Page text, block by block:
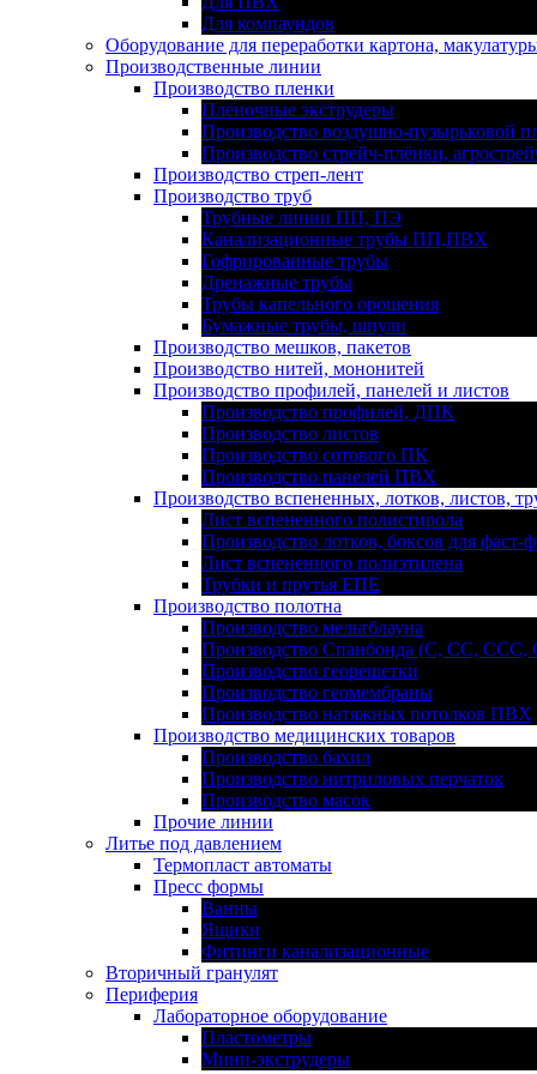
Для компаундов
Оборудование для переработки картона,
Производственные линии
Производство пленки
Пленочные экструдеры
Производство воздушно-пузырьковой
Производство стрейч-плёнки,
Производство стреп-лент
Производство труб
Трубные линии ПП, ПЭ
Канализационные трубы ПП,ПВХ
Гофрированные трубы
Дренажные трубы
Трубы капельного орошения
Бумажные трубы, шпули
Производство мешков, пакетов
Производство нитей, мононитей
Производство профилей, панелей и листов
Производство профилей, ДПК
Производство листов
Производство сотового ПК
Производство панелей ПВХ
Производство вспененных, лотков, листов,
Лист вспененного полистирола
Производство лотков, боксов для фаст-
Лист вспененного полиэтилена
Трубки и прутья ЕПЕ
Производство полотна
Производство мельтблауна
Производство Спанбонда (С, СС,
Производство георешетки
Производство геомембраны
Производство натяжных потолков ПВХ
Производство медицинских товаров
Производство бахил
Производство нитриловых перчаток
Производство масок
Прочие линии
Литье под давлением
Термопласт автоматы
Пресс формы
Ванны
Ящики
Фитинги канализационные
Вторичный гранулят
Периферия
Лабораторное оборудование
Пластометры
Мини-экструдеры